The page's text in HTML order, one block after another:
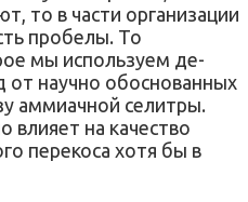
то в части организации
пробелы. То
мы используем де-
от научно обоснованных
аммиачной селитры.
влияет на качество
перекоса хотя бы в